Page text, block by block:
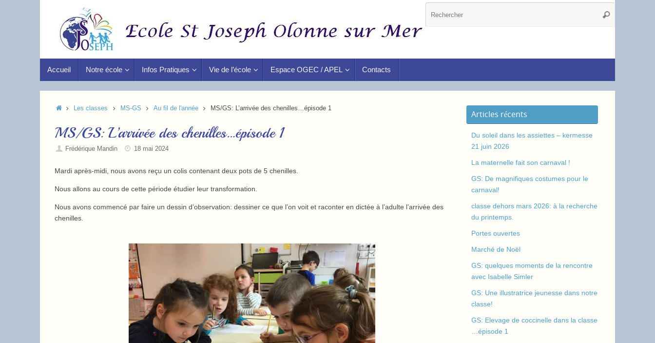
Accueil Notre école Infos Pratiques Vie de l’école Espace OGEC / APEL Contacts
Les classes MS-GS Au fil de l'année MS/GS: L’arrivée des chenilles…épisode 1
MS/GS: L’arrivée des chenilles…épisode 1
Frédérique Mandin 18 mai 2024
Mardi après-midi, nous avons reçu un colis contenant deux pots de 5 chenilles.
Nous allons au cours de cette période étudier leur transformation.
Nous avons commencé par faire un dessin d’observation: dessiner ce que l’on voit et raconter en dictée à l’adulte l’arrivée des
chenilles.
Articles récents
Du soleil dans les assiettes – kermesse
21 juin 2026
La maternelle fait son carnaval !
GS: De magnifiques costumes pour le
carnaval!
classe dehors mars 2026: à la recherche
du printemps.
Portes ouvertes
Marché de Noël
GS: quelques moments de la rencontre
avec Isabelle Simler
GS: Une illustratrice jeunesse dans notre
classe!
GS: Elevage de coccinelle dans la classe
…épisode 1